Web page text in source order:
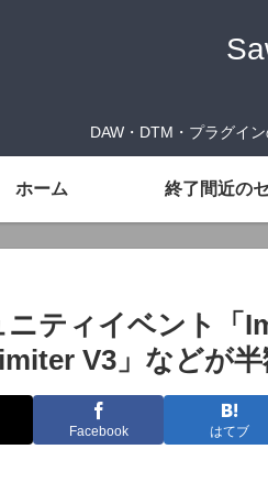
DAW・DTM・プラグイ
ホーム 終了間近の
ティイベント「
V3」などが半
Facebook はてブ